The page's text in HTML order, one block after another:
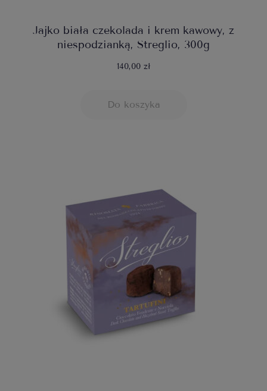
Jajko biała czekolada i krem kawowy, z
niespodzianką, Streglio, 300g
140,00 zł
Do koszyka